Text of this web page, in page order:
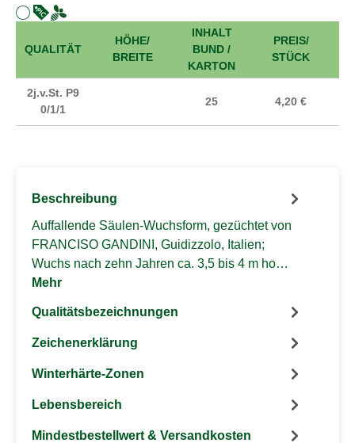
QUALITÄT
HÖHE/
BREITE
INHALT
BUND /
KARTON
PREIS/
STÜCK
2j.v.St. P9
0/1/1
25 4,20 €
Beschreibung
Auffallende Säulen-Wuchsform, gezüchtet von
FRANCISO GANDINI, Guidizzolo, Italien;
Wuchs nach zehn Jahren ca. 3,5 bis 4 m ho…
Mehr
Qualitätsbezeichnungen
Zeichenerklärung
Winterhärte-Zonen
Lebensbereich
Mindestbestellwert & Versandkosten